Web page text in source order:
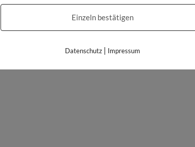
Einzeln bestätigen
Datenschutz | Impressum